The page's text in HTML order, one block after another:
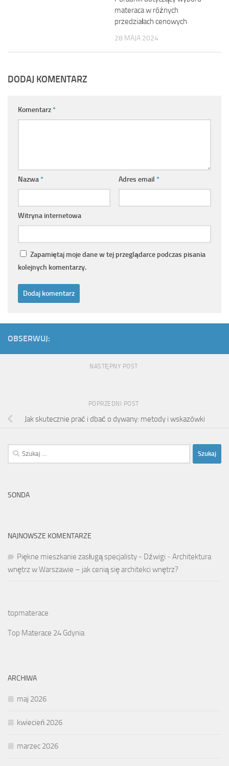
materaca w różnych
przedziałach cenowych
28 MAJA 2024
DODAJ KOMENTARZ
Komentarz*
Nazwa* Adres email *
Witryna internetowa
Zapamiętaj moje dane w tej przeglądarce podczas pisania
kolejnych komentarzy.
OBSERWUJ:
NASTĘPNY POST
POPRZEDNI POST
Jak skutecznie prać i dbać o dywany: metody i wskazówki
Szukaj:
SONDA
NAJNOWSZE KOMENTARZE
Piękne mieszkanie zasługą specjalisty - Dźwigi - Architektura
wnętrz w Warszawie – jak cenią się architekci wnętrz?
topmaterace
Top Materace 24 Gdynia
ARCHIWA
maj 2026
kwiecień 2026
marzec 2026